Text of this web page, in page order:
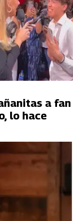
a fan
lo hace